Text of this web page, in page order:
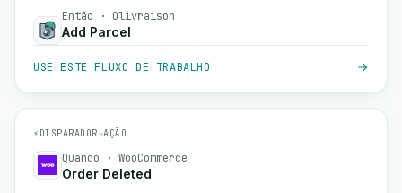
Então · Olivraison
Add Parcel
USE ESTE FLUXO DE TRABALHO
⚡ DISPARADOR→AÇÃO
Quando · WooCommerce
Order Deleted